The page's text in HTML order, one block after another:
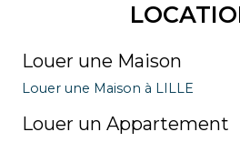
Louer une Maison
Louer une Maison à LILLE
Louer un Appartement